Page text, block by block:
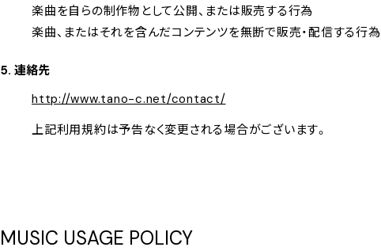
楽曲を自らの制作物として公開、または販売する行為
楽曲、またはそれを含んだコンテンツを無断で販売・配信する行為
5. 連絡先
http://www.tano-c.net/contact/
上記利用規約は予告なく変更される場合がございます。
MUSIC USAGE POLICY